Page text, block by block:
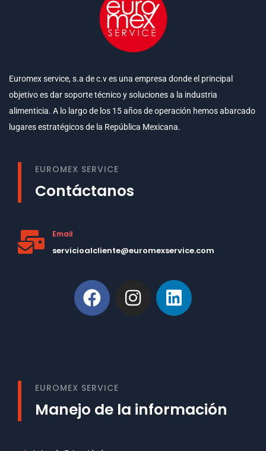
Euromex service, s.a de c.v es una empresa donde el principal
objetivo es dar soporte técnico y soluciones a la industria
alimenticia. A lo largo de los 15 años de operación hemos abarcado
lugares estratégicos de la República Mexicana.
EUROMEX SERVICE
Contáctanos
Email
servicioalcliente@euromexservice.com
EUROMEX SERVICE
Manejo de la información